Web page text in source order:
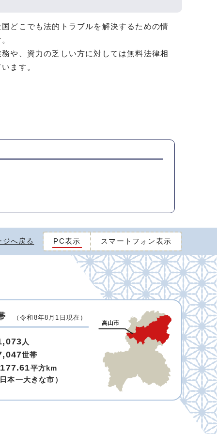
どこでも法的トラブルを解決するための情
や、資力の乏しい方に対しては無料法律相
ます。
へ戻る PC表示 スマートフォン表示
（令和8年8月1日現在）
人
世帯
平方km
本一大きな市）